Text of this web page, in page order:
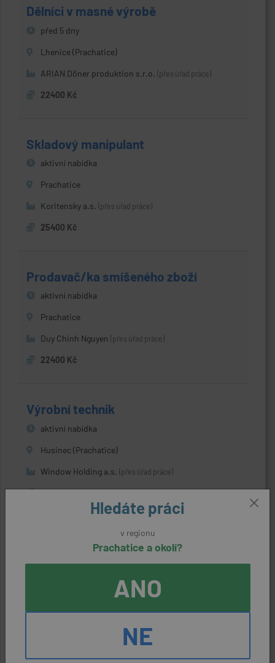
Dělníci v masné výrobě
před 5 dny
Lhenice (Prachatice)
ARIAN Döner produktion s.r.o. (přes úřad práce)
22400 Kč
Skladový manipulant
aktivní nabídka
Prachatice
Koritensky a.s. (přes úřad práce)
25400 Kč
Prodavač/ka smíšeného zboží
aktivní nabídka
Prachatice
Duy Chinh Nguyen (přes úřad práce)
22400 Kč
Výrobní technik
aktivní nabídka
Husinec (Prachatice)
Window Holding a.s. (přes úřad práce)
27328 Kč
Operátor NC
Vimperk (Prachatice)
Hledáte práci
v regionu
Prachatice a okolí?
ANO
NE